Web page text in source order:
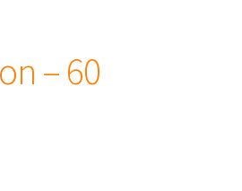
– 60